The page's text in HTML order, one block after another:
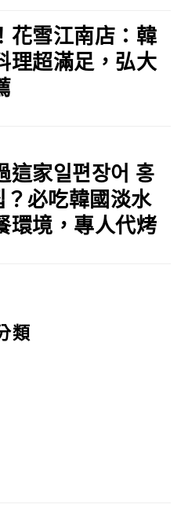
花雪江南店：韓
理超滿足，弘大
家일편장어 홍
？必吃韓國淡水
環境，專人代烤
類